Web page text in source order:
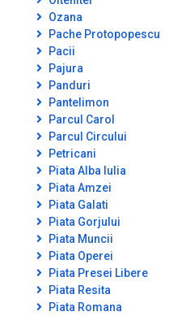
Ozana
Pache Protopopescu
Pacii
Pajura
Panduri
Pantelimon
Parcul Carol
Parcul Circului
Petricani
Piata Alba Iulia
Piata Amzei
Piata Galati
Piata Gorjului
Piata Muncii
Piata Operei
Piata Presei Libere
Piata Resita
Piata Romana